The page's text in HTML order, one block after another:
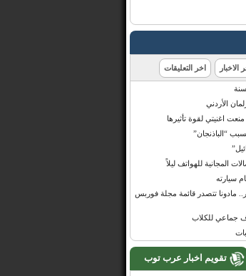
الاخبار اخر التعليقات
الأردني
اغنيتي لقوة تأثيرها
“الباذنجان”
المجانية للهواتف ليلاً
125 مليون دولار.. مادونا تتصدر قائمة مجلة فوربس
جماعي للكلاب
تقويم اخبار عرب توب